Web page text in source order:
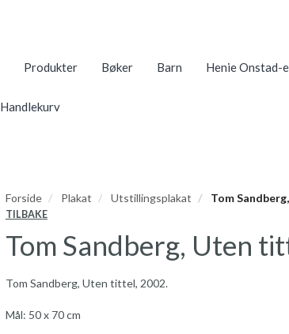
Produkter Bøker Barn Henie Onstad-
Handlekurv
Forside Plakat Utstillingsplakat Tom
TILBAKE
Tom Sandberg, Uten
Tom Sandberg, Uten tittel, 2002.
Mål: 50 x 70 cm